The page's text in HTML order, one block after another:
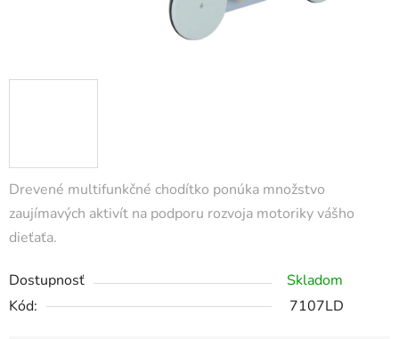
Drevené multifunkčné chodítko ponúka množstvo
zaujímavých aktivít na podporu rozvoja motoriky vášho
dieťaťa.
Dostupnosť
Skladom
Kód:
7107LD